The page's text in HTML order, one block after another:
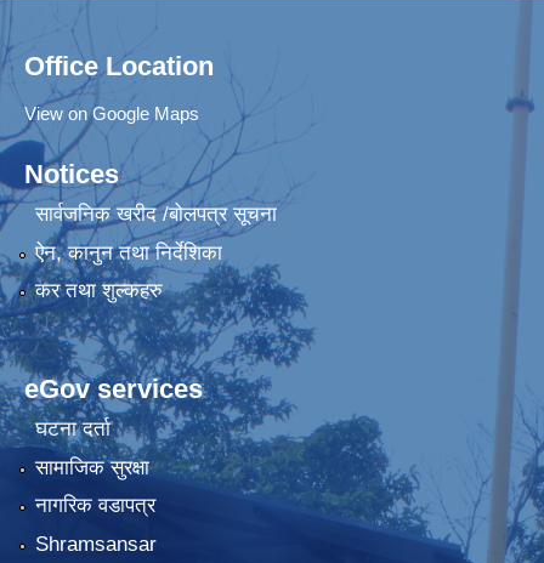
Office Location
View on Google Maps
Notices
सार्वजनिक खरीद /बोलपत्र सूचना
ऐन, कानुन तथा निर्देशिका
कर तथा शुल्कहरु
eGov services
घटना दर्ता
सामाजिक सुरक्षा
नागरिक वडापत्र
Shramsansar